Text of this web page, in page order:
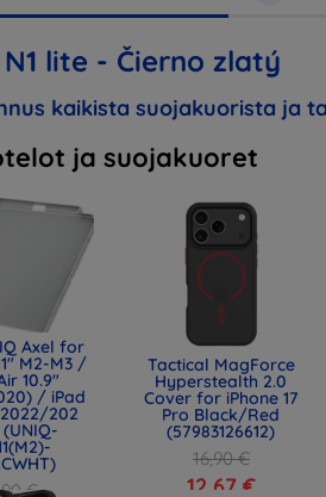
lite - Čierno zlatý
kaikista suojakuorista ja
ja suojakuoret
Axel for
M2-M3 /
10.9"
/ iPad
202
€
Tactical MagForce
Hyperstealth 2.0
Cover for iPhone 17
Pro Black/Red
(57983126612)
16,90 €
12,67 €